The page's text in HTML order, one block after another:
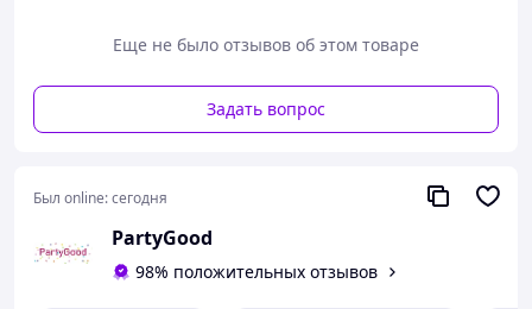
незабываемым и веселым.
Купить свечи на торт по привлекательной цене вы
можете в нашем интернет-магазине!
Еще не было отзывов об этом товаре
Задать вопрос
Был online:сегодня
PartyGood
98% положительных отзывов